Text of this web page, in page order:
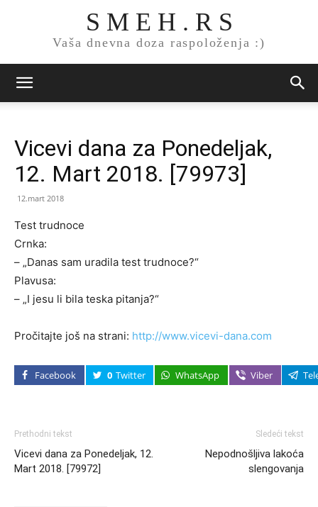
S M E H . R S
Vaša dnevna doza raspoloženja :)
Vicevi dana za Ponedeljak,
12. Mart 2018. [79973]
12.mart 2018
Test trudnoce
Crnka:
– „Danas sam uradila test trudnoce?“
Plavusa:
– „I jesu li bila teska pitanja?“
Pročitajte još na strani: http://www.vicevi-dana.com
Facebook 0 Twitter WhatsApp Viber
Prethodni tekst
Vicevi dana za Ponedeljak, 12.
Mart 2018. [79972]
Sledeći tekst
Nepodnošljiva lakoća
slengovanja